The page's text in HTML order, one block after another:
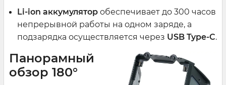
Li-ion аккумулятор обеспечивает до 300 часов
непрерывной работы на одном заряде, а
подзарядка осуществляется через USB Type-C.
Панорамный
обзор 180°